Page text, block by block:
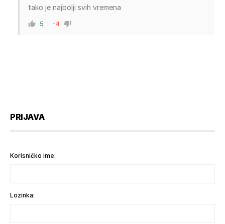
tako je najbolji svih vremena
5 -4
PRIJAVA
Korisničko ime:
Lozinka: